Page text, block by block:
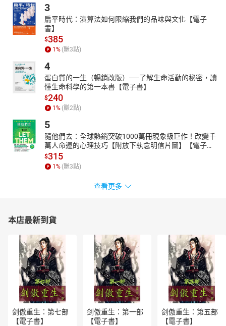
3
扁平時代：演算法如何限縮我們的品味與文化【電子
書】
$385
1% (賺3點)
4
蛋白質的一生（暢銷改版）──了解生命活動的秘密，讀
懂生命科學的第一本書【電子書】
$240
1% (賺2點)
5
隨他們去：全球熱銷突破1000萬冊現象級巨作！改變千
萬人命運的心理技巧【附放下執念明信片圖】【電子
書】
$315
1% (賺3點)
查看更多
本店最新到貨
剑傲重生：第七部
【電子書】
剑傲重生：第一部
【電子書】
剑傲重生：第五部
【電子書】